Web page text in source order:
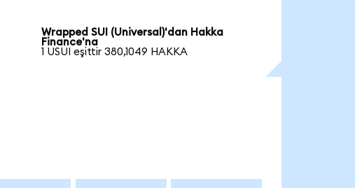
Wrapped SUI (Universal)'dan Hakka
Finance'na
1 USUI eşittir 380,1049 HAKKA